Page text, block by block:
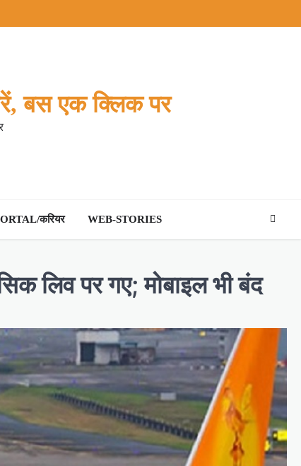
बस एक क्लिक पर
करियर WEB-STORIES
लिव पर गए; मोबाइल भी बंद